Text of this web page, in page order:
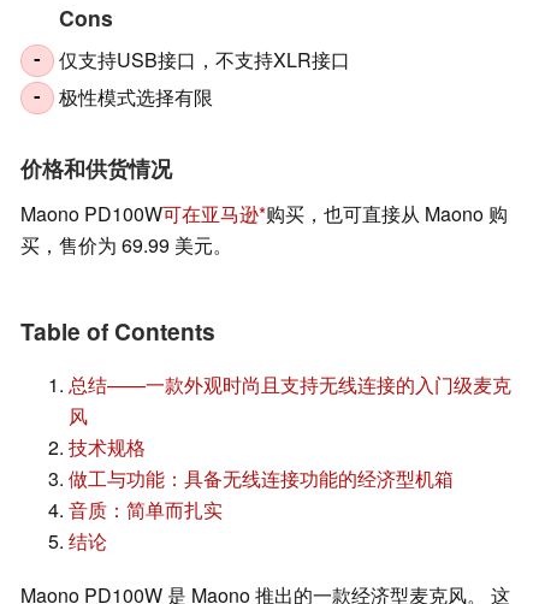
Cons
- 仅支持USB接口，不支持XLR接口
- 极性模式选择有限
价格和供货情况
Maono PD100W可在亚马逊 购买，也可直接从 Maono 购
买，售价为 69.99 美元。
Table of Contents
总结——一款外观时尚且支持无线连接的入门级麦克
风
技术规格
做工与功能：具备无线连接功能的经济型机箱
音质：简单而扎实
结论
Maono PD100W 是 Maono 推出的一款经济型麦克风。 这